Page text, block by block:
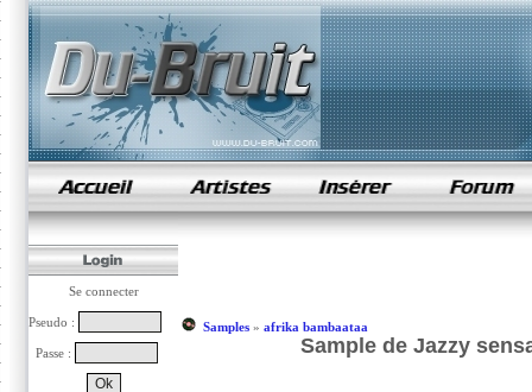
samples de rap
Se connecter
Pseudo :
Passe :
Samples» afrika bambaataa
Sample de Jazzy